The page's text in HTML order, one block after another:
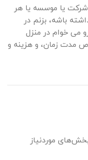
یا موسسه یا هر
باشه، بزنم در
می خوام در منزل
مدت زمان، و هزینه و
موردنیاز